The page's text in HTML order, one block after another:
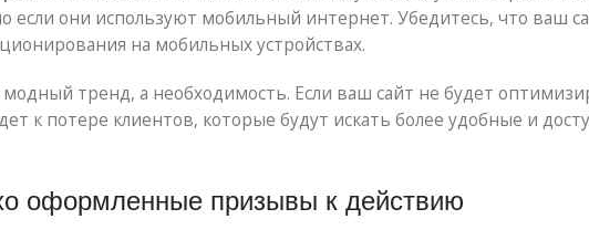
если они используют мобильный интернет. Убедитесь, что ваш
на мобильных устройствах.
тренд, а необходимость. Если ваш сайт не будет
к потере клиентов, которые будут искать более удобные и
оформленные призывы к действию